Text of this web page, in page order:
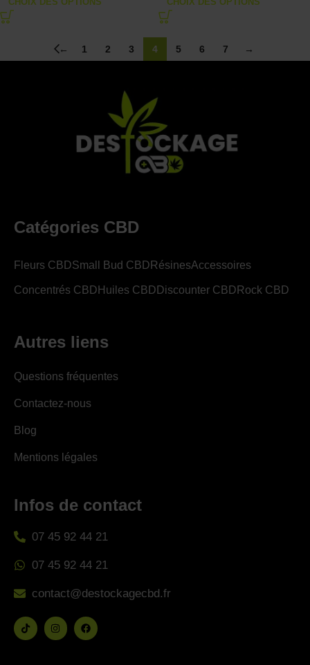
← 1 2 3 4 5 6 7 →
Catégories CBD
Fleurs CBDSmall Bud CBD RésinesAccessoires
Concentrés CBD Huiles CBD Discounter CBD Rock CBD
Autres liens
Questions fréquentes
Contactez-nous
Blog
Mentions légales
Infos de contact
07 45 92 44 21
07 45 92 44 21
contact@destockagecbd.fr